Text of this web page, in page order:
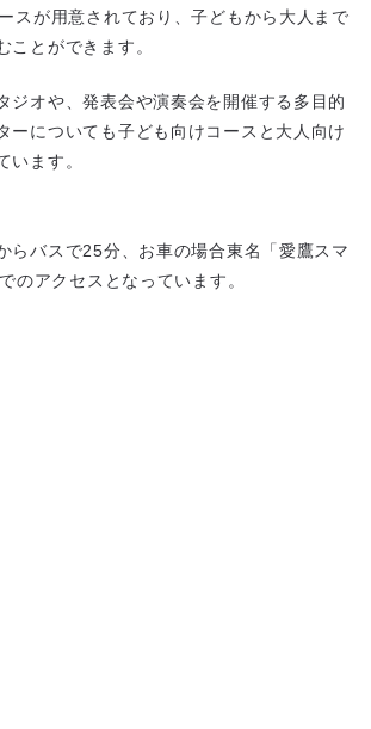
スが用意されており、子どもから大人まで
ことができます。
ジオや、発表会や演奏会を開催する多目的
ーについても子ども向けコースと大人向け
います。
らバスで25分、お車の場合東名「愛鷹スマ
のアクセスとなっています。